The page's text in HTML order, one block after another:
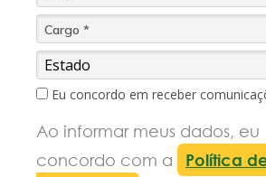
Eu concordo em receber
Ao informar meus dados, eu
concordo com a
Política